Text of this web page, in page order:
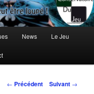
News Le Jeu
Navigation
← Précédent Suivant →